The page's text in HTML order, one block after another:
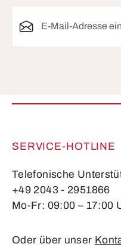
Pflichtfelder.
SERVICE-HOTLINE
Telefonische
+49 2043 - 2951866
Mo-Fr: 09:00 – 17:00
Oder über unser